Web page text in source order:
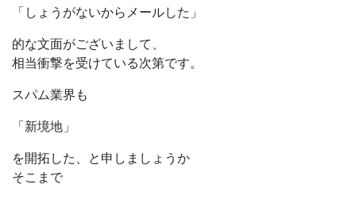
「しょうがないからメールした」
的な文面がございまして、
相当衝撃を受けている次第です。
スパム業界も
「新境地」
を開拓した、と申しましょうか
そこまで